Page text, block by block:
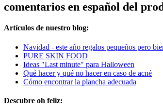
comentarios en español del
Artículos de nuestro blog:
Navidad - este año regalos pequeños pero
PURE SKIN FOOD
Ideas "Last minute" para Halloween
Qué hacer y qué no hacer en caso de acné
Cómo encontrar la plancha adecuada
Descubre oh feliz: